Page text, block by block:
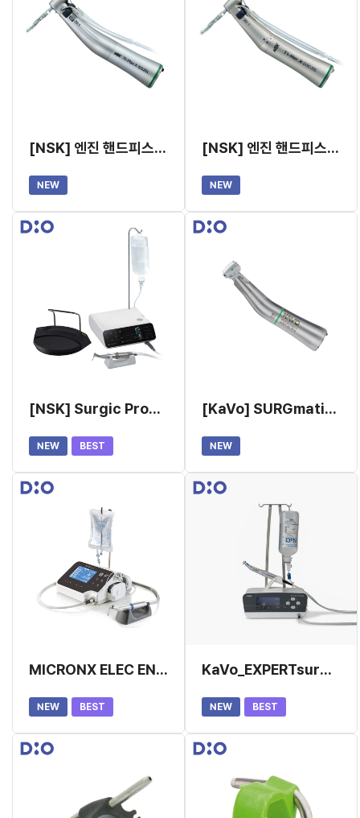
[NSK] 엔진 핸드피스 (일체형, X-SG20L)
NEW
[NSK] 엔진 핸드피스 (분리형, X-DSG20L)
NEW
[NSK] Surgic Pro2 임플란트 엔진
NEW BEST
[KaVo] SURGmatic S201L Pro (EXPERTsurg LED 엔진용 핸드피스(Lux))
NEW
MICRONX ELEC ENGINE ISE-270M 엔진
NEW BEST
KaVo_EXPERTsurg 카보엔진 (품절)
NEW BEST